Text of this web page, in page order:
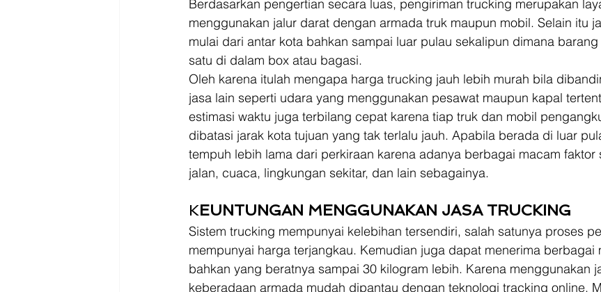
Berdasarkan pengertian secara luas, pengiriman trucking merupakan
menggunakan jalur darat dengan armada truk maupun mobil. Selain itu
mulai dari antar kota bahkan sampai luar pulau sekalipun dimana
satu di dalam box atau bagasi.
Oleh karena itulah mengapa harga trucking jauh lebih murah bila
jasa lain seperti udara yang menggunakan pesawat maupun kapal
estimasi waktu juga terbilang cepat karena tiap truk dan mobil
dibatasi jarak kota tujuan yang tak terlalu jauh. Apabila berada di luar
tempuh lebih lama dari perkiraan karena adanya berbagai macam faktor
jalan, cuaca, lingkungan sekitar, dan lain sebagainya.
KEUNTUNGAN MENGGUNAKAN JASA TRUCKING
Sistem trucking mempunyai kelebihan tersendiri, salah satunya proses
mempunyai harga terjangkau. Kemudian juga dapat menerima berbagai
bahkan yang beratnya sampai 30 kilogram lebih. Karena menggunakan
keberadaan armada mudah dipantau dengan teknologi tracking online.